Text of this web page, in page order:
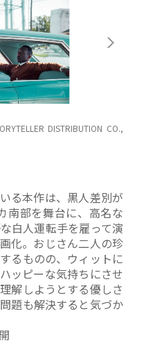
DISTRIBUTION CO.,
る本作は、黒人差別が
南部を舞台に、高名な
白人運転手を雇って演
化。おじさん二人の珍
るものの、ウィットに
ッピーな気持ちにさせ
解しようとする優しさ
題も解決すると気づか